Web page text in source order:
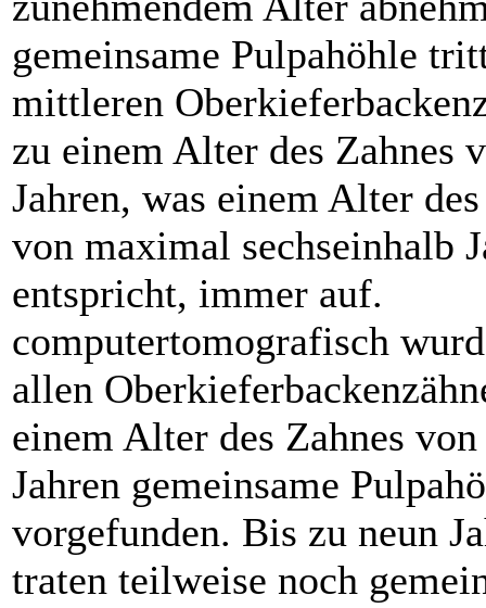
gemeinsame Pulpahöhle
mittleren
zu einem Alter des Zahnes
Jahren, was einem Alter
von maximal sechseinhalb
entspricht, immer auf.
computertomografisch
allen
einem ­Alter des Zahnes
Jahren gemeinsame
vorgefunden. Bis zu neun
traten teilweise noch